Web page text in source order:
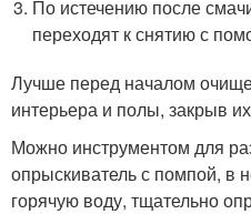
По истечению после
переходят к снятию с
Лучше перед началом
интерьера и полы, закрыв
Можно инструментом для
опрыскиватель с помпой, в
горячую воду, тщательно